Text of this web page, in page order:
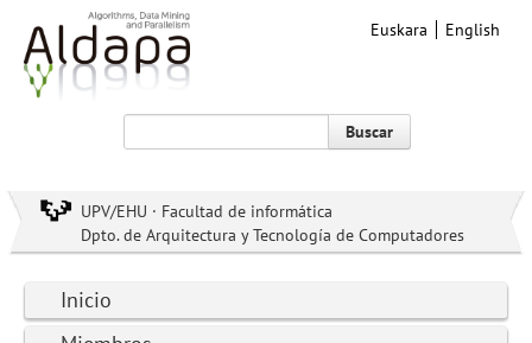
Euskara English
Buscar
UPV/EHU · Facultad de informática
Dpto. de Arquitectura y Tecnología de Computadores
Inicio